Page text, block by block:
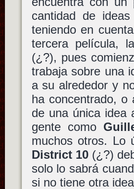
cantidad de
teniendo en
tercera película,
(¿?), pues
trabaja sobre una
a su alrededor y
ha concentrado,
de una única idea
gente como
muchos otros. Lo
District 10(¿?)
solo lo sabrá
si no tiene otra